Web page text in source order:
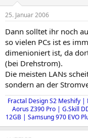
25. Januar 2006
Dann solltet ihr noch
so vielen PCs ist es
dimenioniert ist, da
(bei Drehstrom).
Die meisten LANs
sondern an der
Fractal Design S2 Meshify |
Aorus Z390 Pro | G.Skill
12GB | Samsung 970 EVO